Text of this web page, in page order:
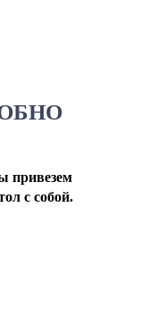
привезем
с собой.